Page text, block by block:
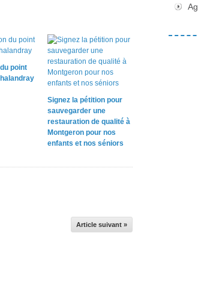
point
Signez la pétition pour
sauvegarder une
restauration de qualité à
Montgeron pour nos
enfants et nos séniors
Article suivant »